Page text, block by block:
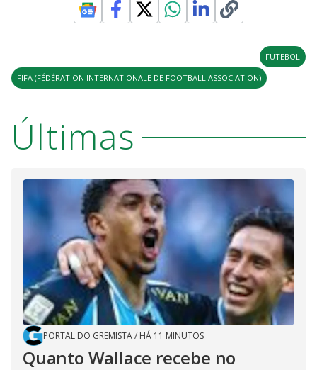
FUTEBOL
FIFA (FÉDÉRATION INTERNATIONALE DE FOOTBALL ASSOCIATION)
Últimas
PORTAL DO GREMISTA/ HÁ 11 MINUTOS
Quanto Wallace recebe no